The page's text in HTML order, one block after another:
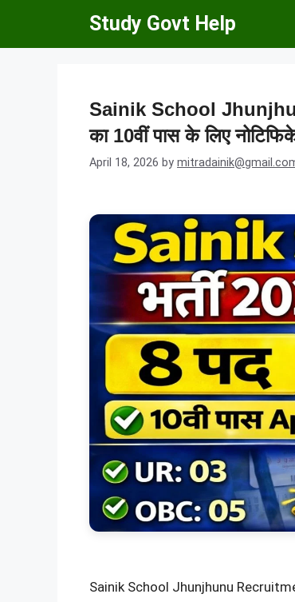
Study Govt Help
Sainik School
का 10वीं पास के लिए
April 18, 2026 by
Sainik School Jhunjhunu